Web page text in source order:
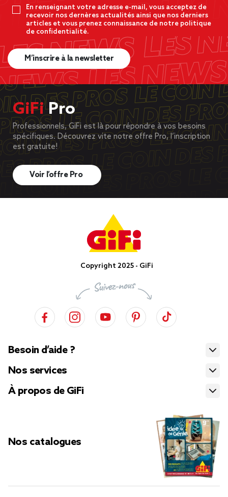
En renseignant votre adresse e-mail, vous acceptez de
recevoir nos dernères actualités ainsi que nos derniers
articles et vous prenez connaissance de notre politique
de confidentialité.
M’inscrire à la newsletter
GiFiPro
Professionnels, GiFi est là pour répondre à vos besoins
spécifiques. Découvrez vite notre offre Pro, l’inscription
est gratuite!
Voir l’offre Pro
Copyright 2025 - GiFi
Besoin d’aide ?
Nos services
À propos de GiFi
Nos catalogues